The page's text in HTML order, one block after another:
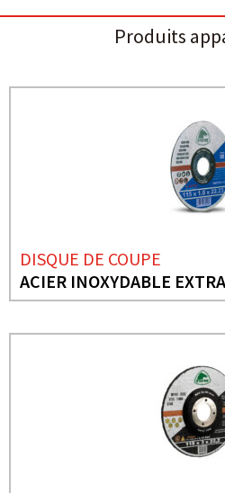
Produits
DISQUE DE COUPE
ACIER INOXYDABLE